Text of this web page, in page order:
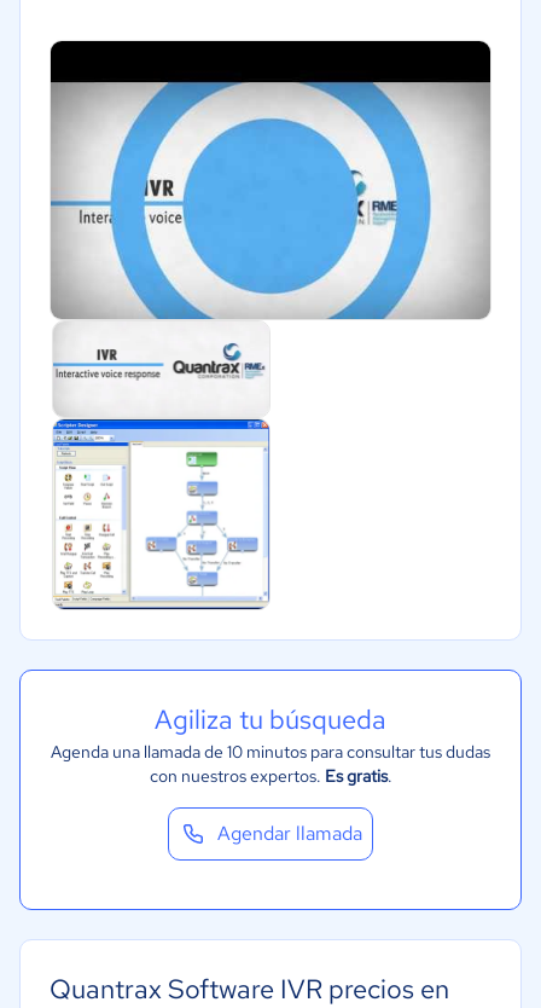
Financiera
Marketing y Comunicación
Agiliza tu búsqueda
Agenda una llamada de 10 minutos para consultar tus dudas
con nuestros expertos. Es gratis.
Agendar llamada
Quantrax Software IVR precios en